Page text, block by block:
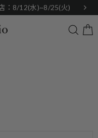
：8/12(水)~8/25(火)